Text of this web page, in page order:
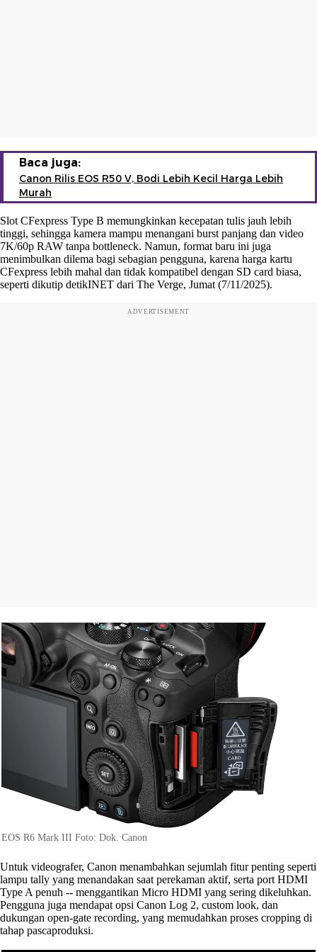
Baca juga:
Canon Rilis EOS R50 V, Bodi Lebih Kecil Harga Lebih
Murah
Slot CFexpress Type B memungkinkan kecepatan tulis jauh lebih
tinggi, sehingga kamera mampu menangani burst panjang dan video
7K/60p RAW tanpa bottleneck. Namun, format baru ini juga
menimbulkan dilema bagi sebagian pengguna, karena harga kartu
CFexpress lebih mahal dan tidak kompatibel dengan SD card biasa,
seperti dikutip detikINET dari The Verge, Jumat (7/11/2025).
ADVERTISEMENT
EOS R6 Mark III Foto: Dok. Canon
Untuk videografer, Canon menambahkan sejumlah fitur penting seperti
lampu tally yang menandakan saat perekaman aktif, serta port HDMI
Type A penuh -- menggantikan Micro HDMI yang sering dikeluhkan.
Pengguna juga mendapat opsi Canon Log 2, custom look, dan
dukungan open-gate recording, yang memudahkan proses cropping di
tahap pascaproduksi.